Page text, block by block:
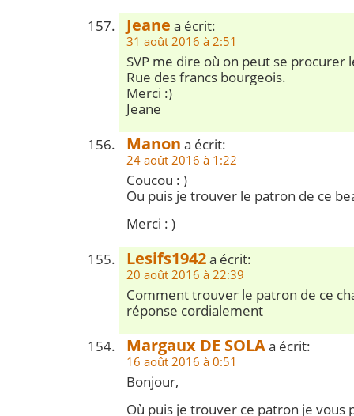
Jeane a écrit:
31 août 2016 à 2:51
SVP me dire où on peut se procurer
Rue des francs bourgeois.
Merci :)
Jeane
Manon a écrit:
24 août 2016 à 1:22
Coucou : )
Ou puis je trouver le patron de ce
Merci : )
Lesifs1942a écrit:
20 août 2016 à 22:39
Comment trouver le patron de ce
réponse cordialement
Margaux DE SOLAa écrit:
16 août 2016 à 0:51
Bonjour,
Où puis je trouver ce patron je vous